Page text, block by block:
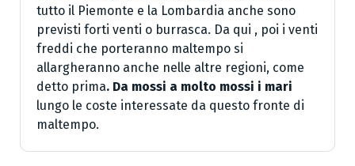
tutto il Piemonte e la Lombardia anche sono
previsti forti venti o burrasca. Da qui , poi i venti
freddi che porteranno maltempo si
allargheranno anche nelle altre regioni, come
detto prima. Da mossi a molto mossi i mari
lungo le coste interessate da questo fronte di
maltempo.